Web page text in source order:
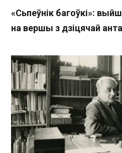
«Сьпеўнік багоўкі»:
на вершы з дзіцячай